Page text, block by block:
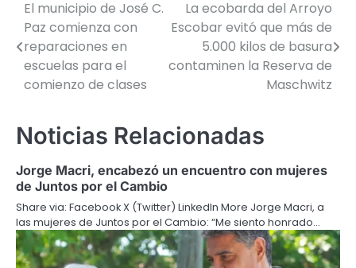
Navegación
de
entradas
El municipio de José C.
Paz comienza con
reparaciones en
escuelas para el
comienzo de clases
La ecobarda del Arroyo
Escobar evitó que más de
5.000 kilos de basura
contaminen la Reserva de
Maschwitz
Noticias Relacionadas
Jorge Macri, encabezó un encuentro con mujeres
de Juntos por el Cambio
Share via: Facebook X (Twitter) LinkedIn More Jorge Macri, a
las mujeres de Juntos por el Cambio: “Me siento honrado…